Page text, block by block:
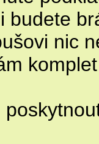
budete
nic